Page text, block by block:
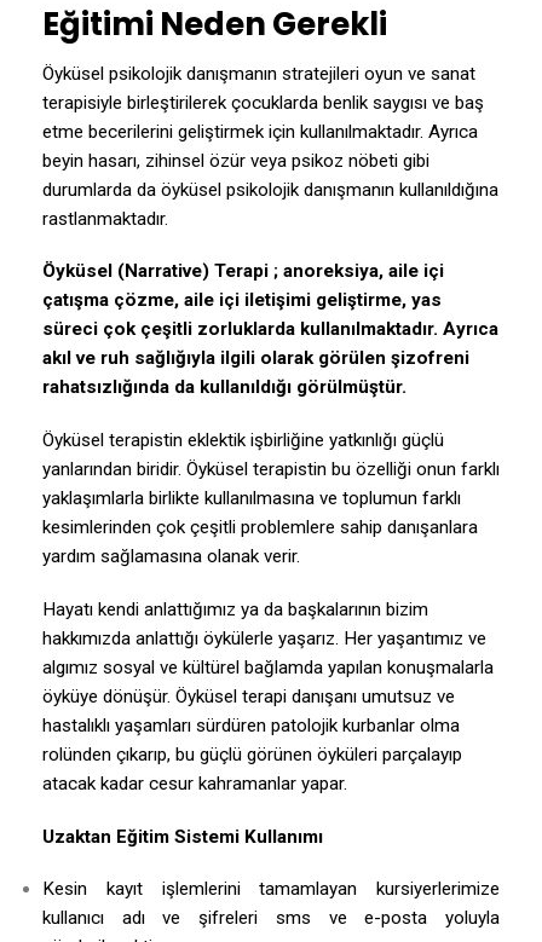
Eğitimi Neden Gerekli
Öyküsel psikolojik danışmanın stratejileri oyun ve sanat
terapisiyle birleştirilerek çocuklarda benlik saygısı ve baş
etme becerilerini geliştirmek için kullanılmaktadır. Ayrıca
beyin hasarı, zihinsel özür veya psikoz nöbeti gibi
durumlarda da öyküsel psikolojik danışmanın kullanıldığına
rastlanmaktadır.
Öyküsel (Narrative) Terapi ; anoreksiya, aile içi
çatışma çözme, aile içi iletişimi geliştirme, yas
süreci çok çeşitli zorluklarda kullanılmaktadır. Ayrıca
akıl ve ruh sağlığıyla ilgili olarak görülen şizofreni
rahatsızlığında da kullanıldığı görülmüştür.
Öyküsel terapistin eklektik işbirliğine yatkınlığı güçlü
yanlarından biridir. Öyküsel terapistin bu özelliği onun farklı
yaklaşımlarla birlikte kullanılmasına ve toplumun farklı
kesimlerinden çok çeşitli problemlere sahip danışanlara
yardım sağlamasına olanak verir.
Hayatı kendi anlattığımız ya da başkalarının bizim
hakkımızda anlattığı öykülerle yaşarız. Her yaşantımız ve
algımız sosyal ve kültürel bağlamda yapılan konuşmalarla
öyküye dönüşür. Öyküsel terapi danışanı umutsuz ve
hastalıklı yaşamları sürdüren patolojik kurbanlar olma
rolünden çıkarıp, bu güçlü görünen öyküleri parçalayıp
atacak kadar cesur kahramanlar yapar.
Uzaktan Eğitim Sistemi Kullanımı
Kesin kayıt işlemlerini tamamlayan kursiyerlerimize
kullanıcı adı ve şifreleri sms ve e-posta yoluyla